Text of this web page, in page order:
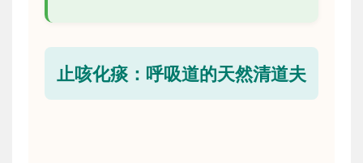
止咳化痰：呼吸道的天然清道夫